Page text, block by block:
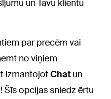
un Tavu klientu
par precēm vai
no viņiem
izmantojotChat un
Šīs opcijas sniedz ērtu